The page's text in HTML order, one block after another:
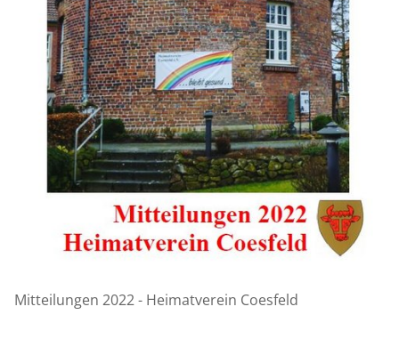
Mitteilungen 2022 - Heimatverein Coesfeld